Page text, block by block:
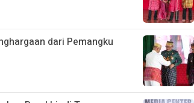
dari Pemangku